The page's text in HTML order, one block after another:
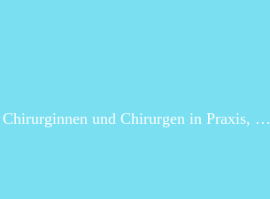
und Chirurgen in Praxis, …